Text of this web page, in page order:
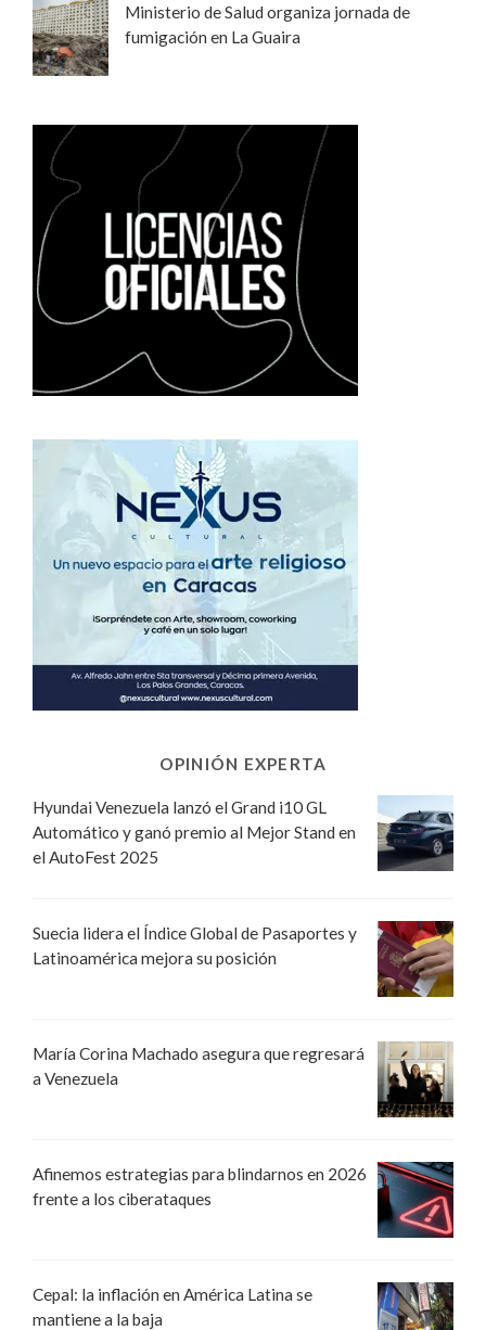
Ministerio de Salud organiza jornada de
fumigación en La Guaira
OPINIÓN EXPERTA
Hyundai Venezuela lanzó el Grand i10 GL
Automático y ganó premio al Mejor Stand en
el AutoFest 2025
Suecia lidera el Índice Global de Pasaportes y
Latinoamérica mejora su posición
María Corina Machado asegura que regresará
a Venezuela
Afinemos estrategias para blindarnos en 2026
frente a los ciberataques
Cepal: la inflación en América Latina se
mantiene a la baja